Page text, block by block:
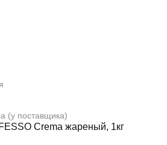
(у поставщика)
Crema жареный, 1кг